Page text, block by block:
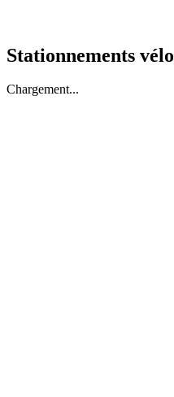
Stationnements vélo
Chargement...